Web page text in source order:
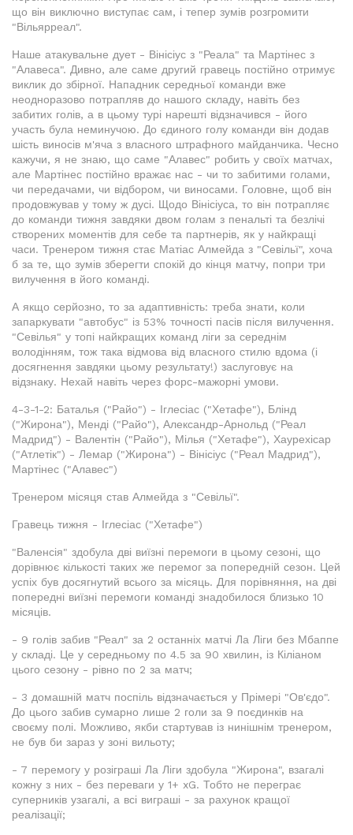
що він виключно виступає сам, і тепер зумів розгромити
"Вільярреал".
Наше атакувальне дует - Вінісіус з "Реала" та Мартінес з
"Алавеса". Дивно, але саме другий гравець постійно отримує
виклик до збірної. Нападник середньої команди вже
неодноразово потрапляв до нашого складу, навіть без
забитих голів, а в цьому турі нарешті відзначився - його
участь була неминучою. До єдиного голу команди він додав
шість виносів м'яча з власного штрафного майданчика. Чесно
кажучи, я не знаю, що саме "Алавес" робить у своїх матчах,
але Мартінес постійно вражає нас - чи то забитими голами,
чи передачами, чи відбором, чи виносами. Головне, щоб він
продовжував у тому ж дусі. Щодо Вінісіуса, то він потрапляє
до команди тижня завдяки двом голам з пенальті та безлічі
створених моментів для себе та партнерів, як у найкращі
часи. Тренером тижня стає Матіас Алмейда з "Севільї", хоча
б за те, що зумів зберегти спокій до кінця матчу, попри три
вилучення в його команді.
А якщо серйозно, то за адаптивність: треба знати, коли
запаркувати "автобус" із 53% точності пасів після вилучення.
"Севілья" у топі найкращих команд ліги за середнім
володінням, тож така відмова від власного стилю вдома (і
досягнення завдяки цьому результату!) заслуговує на
відзнаку. Нехай навіть через форс-мажорні умови.
4-3-1-2: Баталья ("Райо") - Іглесіас ("Хетафе"), Блінд
("Жирона"), Менді ("Райо"), Александр-Арнольд ("Реал
Мадрид") - Валентін ("Райо"), Мілья ("Хетафе"), Хаурехісар
("Атлетік") - Лемар ("Жирона") - Вінісіус ("Реал Мадрид"),
Мартінес ("Алавес")
Тренером місяця став Алмейда з "Севільї".
Гравець тижня - Іглесіас ("Хетафе")
"Валенсія" здобула дві виїзні перемоги в цьому сезоні, що
дорівнює кількості таких же перемог за попередній сезон. Цей
успіх був досягнутий всього за місяць. Для порівняння, на дві
попередні виїзні перемоги команді знадобилося близько 10
місяців.
- 9 голів забив "Реал" за 2 останніх матчі Ла Ліги без Мбаппе
у складі. Це у середньому по 4.5 за 90 хвилин, із Кіліаном
цього сезону - рівно по 2 за матч;
- 3 домашній матч поспіль відзначається у Прімері "Ов'єдо".
До цього забив сумарно лише 2 голи за 9 поєдинків на
своєму полі. Можливо, якби стартував із нинішнім тренером,
не був би зараз у зоні вильоту;
- 7 перемогу у розіграші Ла Ліги здобула "Жирона", взагалі
кожну з них - без переваги у 1+ xG. Тобто не переграє
суперників узагалі, а всі виграші - за рахунок кращої
реалізації;